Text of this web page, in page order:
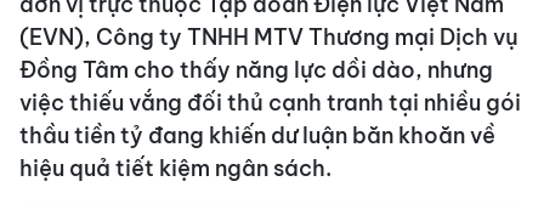
(EVN), Công ty TNHH MTV Thương mại Dịch vụ
Đồng Tâm cho thấy năng lực dồi dào, nhưng
việc thiếu vắng đối thủ cạnh tranh tại nhiều gói
thầu tiền tỷ đang khiến dư luận băn khoăn về
hiệu quả tiết kiệm ngân sách.